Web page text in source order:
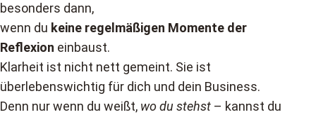
besonders dann,
wenn du keine regelmäßigen Momente der
Reflexion einbaust.
Klarheit ist nicht nett gemeint. Sie ist
überlebenswichtig für dich und dein Business.
Denn nur wenn du weißt, wo du stehst – kannst du